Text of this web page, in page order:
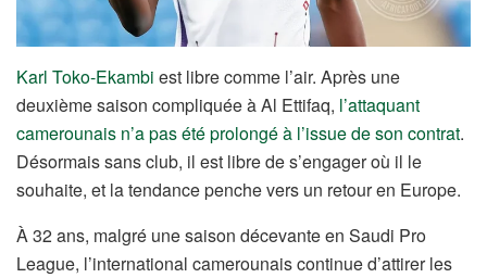
Karl Toko-Ekambi est libre comme l’air. Après une
deuxième saison compliquée à Al Ettifaq, l’attaquant
camerounais n’a pas été prolongé à l’issue de son contrat.
Désormais sans club, il est libre de s’engager où il le
souhaite, et la tendance penche vers un retour en Europe.
À 32 ans, malgré une saison décevante en Saudi Pro
League, l’international camerounais continue d’attirer les